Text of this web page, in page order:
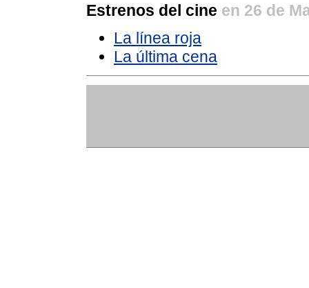
Estrenos del cine en 26 de
La línea roja
La última cena